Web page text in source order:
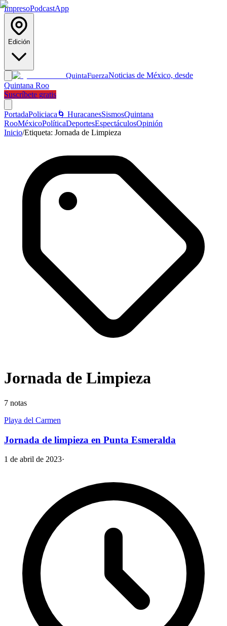
ImpresoPodcastApp
Edición
QuintaFuerzaNoticias de México, desde
Quintana Roo
Suscríbete gratis
PortadaPoliciaca 🌀 HuracanesSismosQuintana
RooMéxicoPolíticaDeportesEspectáculosOpinión
Inicio/Etiqueta: Jornada de Limpieza
Jornada de Limpieza
7 notas
Playa del Carmen
Jornada de limpieza en Punta Esmeralda
1 de abril de 2023·